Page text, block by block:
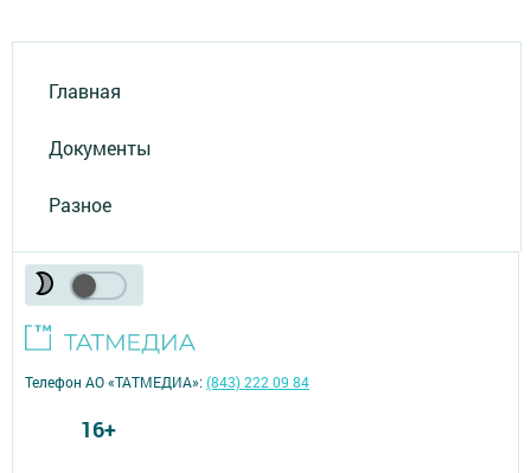
Главная
Документы
Разное
Телефон АО «ТАТМЕДИА»:(843) 222 09 84
16+